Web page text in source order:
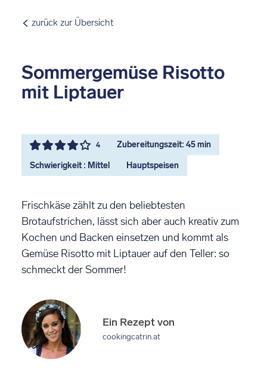
zurück zur Übersicht
Sommergemüse Risotto
mit Liptauer
4 Zubereitungszeit: 45 min
Schwierigkeit : Mittel Hauptspeisen
Frischkäse zählt zu den beliebtesten
Brotaufstrichen, lässt sich aber auch kreativ zum
Kochen und Backen einsetzen und kommt als
Gemüse Risotto mit Liptauer auf den Teller: so
schmeckt der Sommer!
Ein Rezept von
cookingcatrin.at